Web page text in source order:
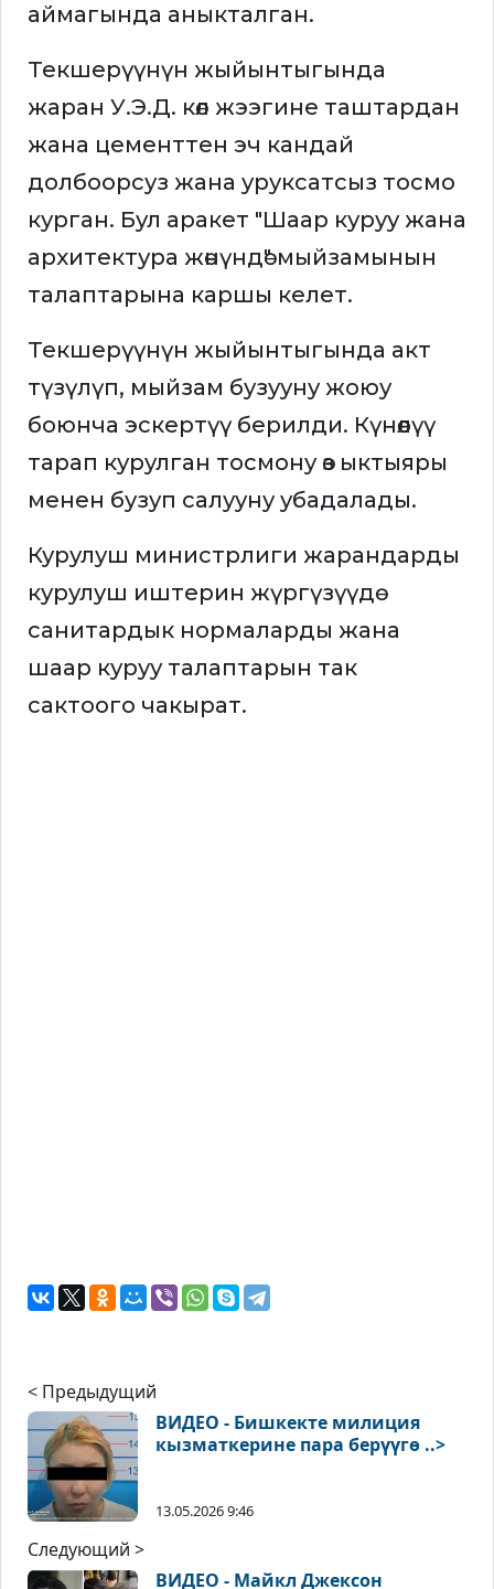
аймагында аныкталган.
Текшерүүнүн жыйынтыгында
жаран У.Э.Д. көл жээгине таштардан
жана цементтен эч кандай
долбоорсуз жана уруксатсыз тосмо
курган. Бул аракет "Шаар куруу жана
архитектура жөнүндө" мыйзамынын
талаптарына каршы келет.
Текшерүүнүн жыйынтыгында акт
түзүлүп, мыйзам бузууну жоюу
боюнча эскертүү берилди. Күнөөлүү
тарап курулган тосмону өз ыктыяры
менен бузуп салууну убадалады.
Курулуш министрлиги жарандарды
курулуш иштерин жүргүзүүдө
санитардык нормаларды жана
шаар куруу талаптарын так
сактоого чакырат.
< Предыдущий
ВИДЕО - Бишкекте милиция
кызматкерине пара берүүгө ..>
13.05.2026 9:46
Следующий >
ВИДЕО - Майкл Джексон